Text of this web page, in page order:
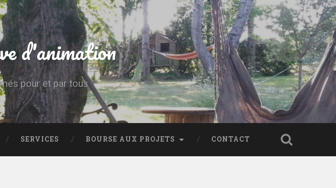
d'animation
pour et par tous
SERVICES BOURSE AUX PROJETS CONTACT